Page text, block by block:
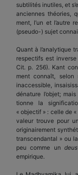
subtilités inutiles, et
anciennes théories,
ment, l’un et l’autre
(pseudo-) sujet
Quant à l’analytique
respectifs est
Cit. p. 256). Kant
ment connaît,
inaccessible,
dénature l’objet;
tionne la
« objectif » : celle de
valeur trouve pour
originairement
transcendantal » ou
peu comme un
empirique.